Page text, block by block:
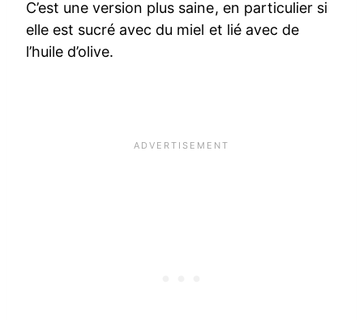
C’est une version plus saine, en particulier si
elle est sucré avec du miel et lié avec de
l’huile d’olive.